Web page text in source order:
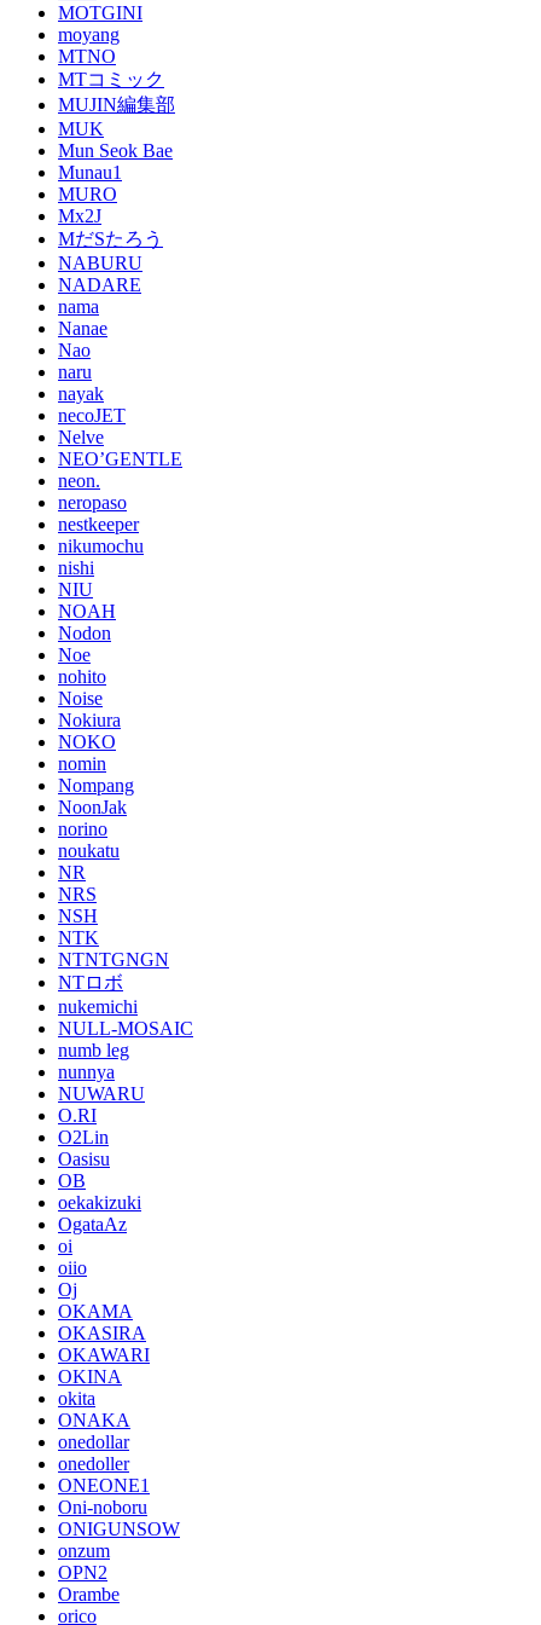
MOTGINI
moyang
MTNO
MTコミック
MUJIN編集部
MUK
Mun Seok Bae
Munau1
MURO
Mx2J
MだSたろう
NABURU
NADARE
nama
Nanae
Nao
naru
nayak
necoJET
Nelve
NEO’GENTLE
neon.
neropaso
nestkeeper
nikumochu
nishi
NIU
NOAH
Nodon
Noe
nohito
Noise
Nokiura
NOKO
nomin
Nompang
NoonJak
norino
noukatu
NR
NRS
NSH
NTK
NTNTGNGN
NTロボ
nukemichi
NULL-MOSAIC
numb leg
nunnya
NUWARU
O.RI
O2Lin
Oasisu
OB
oekakizuki
OgataAz
oi
oiio
Oj
OKAMA
OKASIRA
OKAWARI
OKINA
okita
ONAKA
onedollar
onedoller
ONEONE1
Oni-noboru
ONIGUNSOW
onzum
OPN2
Orambe
orico